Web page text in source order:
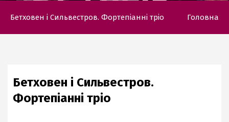
Бетховен і Сильвестров. Фортепіанні тріо Головна
Бетховен і Сильвестров.
Фортепіанні тріо